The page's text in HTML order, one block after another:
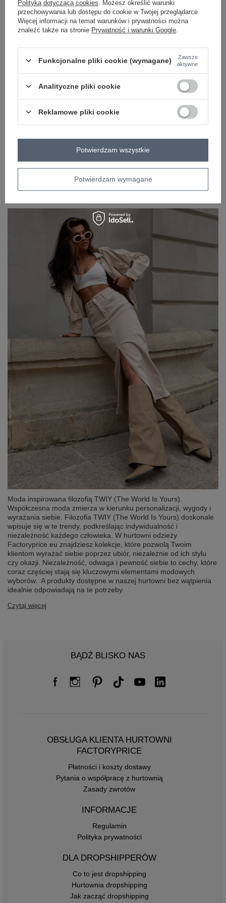
skład materiału 100% akryl
sposób prania
pranie w pralce w 30°C
dodatkowe
OPIS PRODUKTU
ZWROTY I WYMIANA
Z naszego bloga
Moda inspirowana filozofią TWIY (The World Is Yours).
Współczesna moda zmierza w kierunku personalizacji, wygody i
wyrażania siebie. Filozofia TWIY (The World Is Yours) doskonale
wpisuje się w te trendy, podkreślając indywidualność i
niezależność każdego człowieka. W hurtowni odzieży
Factoryprice.eu znajdziesz kolekcje, które pozwolą Twoim
klientom wyrażać siebie poprzez ubiór, niezależnie od ich stylu
czy okazji. Niezależność, odwaga i pewność siebie to cechy, które
coraz częściej stają się kluczowymi elementami modowych
wyborów. A produkty dostępne w naszej hurtowni bez wątpienia
idealnie odpowiadają na te potrzeby.
Czytaj więcej
BĄDŹ BLISKO NAS
OBSŁUGA KLIENTA HURTOWNI
FACTORYPRICE
Płatności i koszty dostawy
Pytania o współpracę z hurtownią
Zasady zwrotów
INFORMACJE
Regulamin
Polityka prywatności
DLA DROPSHIPPERÓW
Co to jest dropshipping
Hurtownia dropshipping
Jak zacząć dropshipping
Polityką dotyczącą cookies . Możesz określić warunki
przechowywania lub dostępu do cookie w Twojej przeglądarce.
Więcej informacji na temat warunków i prywatności można
znaleźć także na stronie Prywatność i warunki Google
Funkcjonalne pliki cookie (wymagane)
Zawsze
aktywne
Analityczne pliki cookie
Reklamowe pliki cookie
Potwierdzam wymagane
Potwierdzam wszystkie